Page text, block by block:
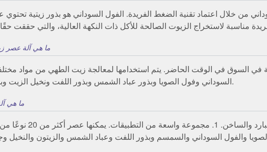
من خلال اعتماد تقنية الضغط الفريدة. الفول السوداني هو بذور زيتية
ما هي آلة عصر
في السوق في الوقت الحاضر. يتم استخدامها لمعالجة زيت الطهي من مواد
السوداني وفول الصويا وبذور عباد الشمس وبذور اللفت ونخيل الزيت وبذور السمسم وما إلى ذلك.
ما هي
آلة استخراج زيت الفول السوداني هذه